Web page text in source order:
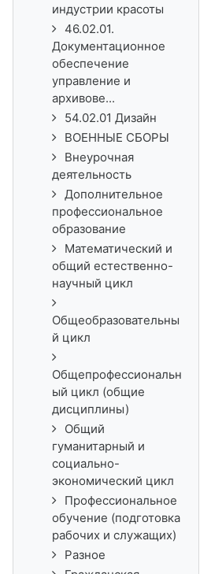
индустрии красоты
46.02.01.
Документационное
обеспечение
управление и
архивове...
54.02.01 Дизайн
ВОЕННЫЕ СБОРЫ
Внеурочная
деятельность
Дополнительное
профессиональное
образование
Математический и
общий естественно-
научный цикл
Общеобразовательны
й цикл
Общепрофессиональн
ый цикл (общие
дисциплины)
Общий
гуманитарный и
социально-
экономический цикл
Профессиональное
обучение (подготовка
рабочих и служащих)
Разное